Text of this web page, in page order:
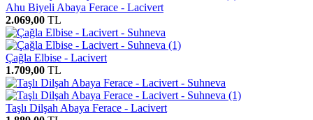
Ahu Biyeli Abaya Ferace - Lacivert
2.069,00 TL
Çağla Elbise - Lacivert
1.709,00 TL
Taşlı Dilşah Abaya Ferace - Lacivert